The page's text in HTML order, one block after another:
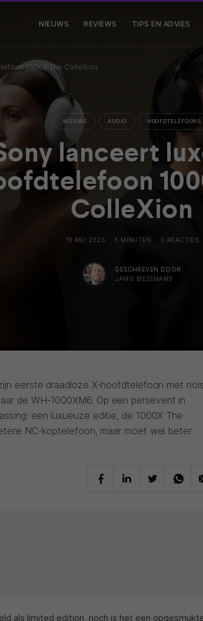
NIEUWS REVIEWS TIPS EN ADVIES
1000X The ColleXion
NIEUWS AUDIO HOOFDTELEFOONS
lanceert
ColleXion
19 MEI 2026 5 MINUTEN 0 REACTIES
GESCHREVEN DOOR
JAMIE BIESEMANS
eerste draadloze X-hoofdtelefoon met
de WH-1000XM6. Op een persevent in
een luxueuze editie, de 1000X The
NC-koptelefoon, maar moet wel beter
als limited edition, noch is het een